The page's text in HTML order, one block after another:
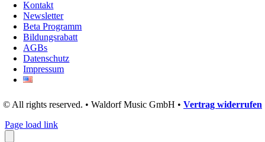
Kontakt
Newsletter
Beta Programm
Bildungsrabatt
AGBs
Datenschutz
Impressum
© All rights reserved. • Waldorf Music GmbH • Vertrag widerrufen
Page load link